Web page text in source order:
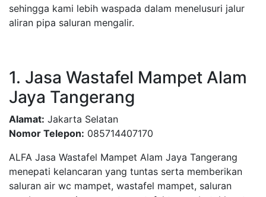
sehingga kami lebih waspada dalam menelusuri jalur
aliran pipa saluran mengalir.
1. Jasa Wastafel Mampet Alam
Jaya Tangerang
Alamat: Jakarta Selatan
Nomor Telepon: 085714407170
ALFA Jasa Wastafel Mampet Alam Jaya Tangerang
menepati kelancaran yang tuntas serta memberikan
saluran air wc mampet, wastafel mampet, saluran